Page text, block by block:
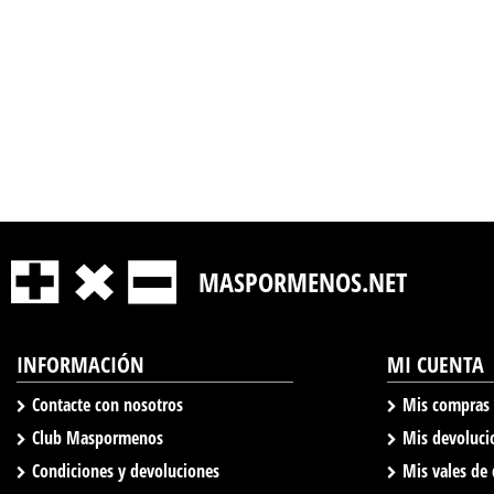
MASPORMENOS.NET
INFORMACIÓN
Contacte con nosotros
Club Maspormenos
Condiciones y devoluciones
MI CUENTA
Mis compras
Mis
Mis vales de